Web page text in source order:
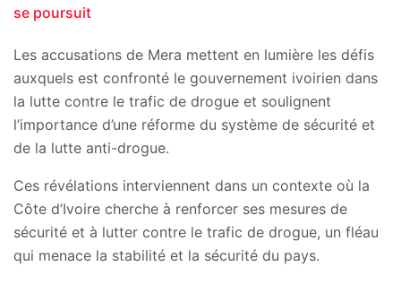
se poursuit
Les accusations de Mera mettent en lumière les défis
auxquels est confronté le gouvernement ivoirien dans
la lutte contre le trafic de drogue et soulignent
l’importance d’une réforme du système de sécurité et
de la lutte anti-drogue.
Ces révélations interviennent dans un contexte où la
Côte d’Ivoire cherche à renforcer ses mesures de
sécurité et à lutter contre le trafic de drogue, un fléau
qui menace la stabilité et la sécurité du pays.